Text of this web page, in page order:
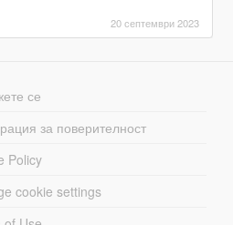
20 септември 2023
се
за поверителност
Policy
cookie settings